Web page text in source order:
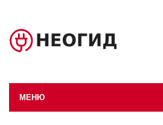
МЕНЮ